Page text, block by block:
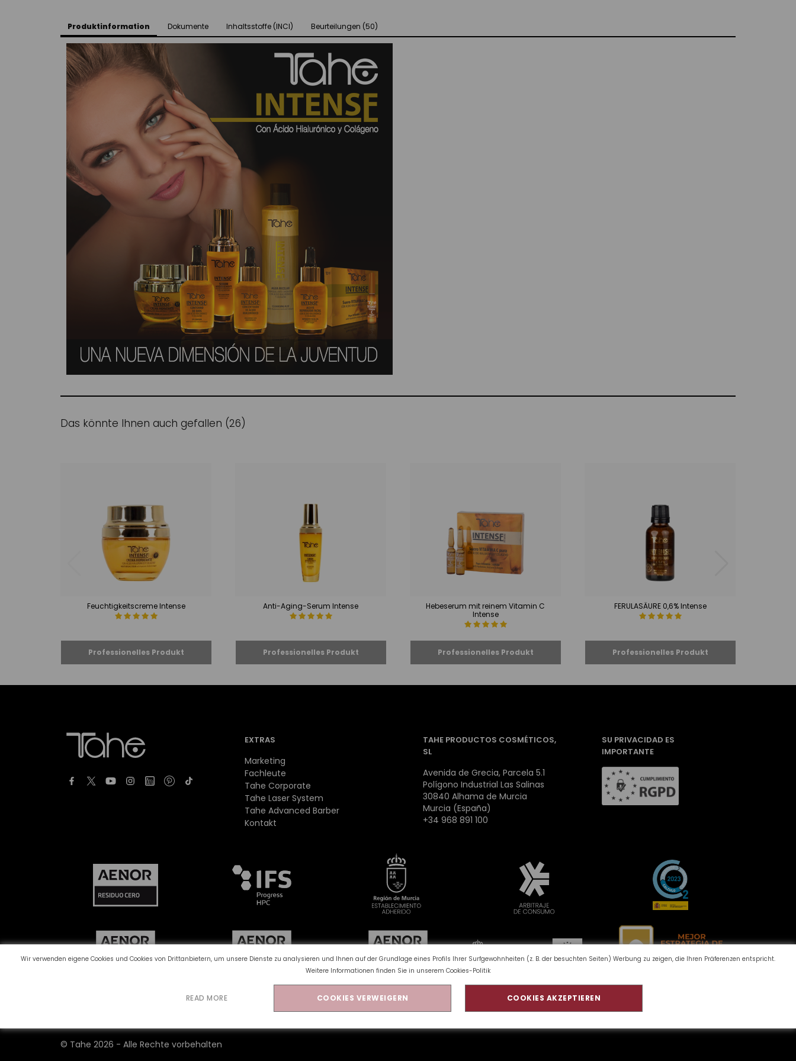
Wir verwenden eigene Cookies und Cookies von Drittanbietern, um unsere Dienste zu analysieren und Ihnen auf der Grundlage eines Profils Ihrer Surfgewohnheiten (z. B. der besuchten Seiten) Werbung zu zeigen, die Ihren Präferenzen entspricht.
Weitere Informationen finden Sie in unserem Cookies-Politik
READ MORE COOKIES VERWEIGERN COOKIES AKZEPTIEREN
Produktinformation Dokumente Inhaltsstoffe (INCI) Beurteilungen (50)
Das könnte Ihnen auch gefallen (26)
Feuchtigkeitscreme Intense Anti-Aging-Serum Intense
Hebeserum mit reinem Vitamin C
Intense
FERULASÄURE 0,6% Intense
EXTRAS
Marketing
Fachleute
Tahe Corporate
Tahe Laser System
Tahe Advanced Barber
Kontakt
TAHE PRODUCTOS COSMÉTICOS,
SL
Avenida de Grecia, Parcela 5.1
Polígono Industrial Las Salinas
30840 Alhama de Murcia
Murcia (España)
+34 968 891 100
SU PRIVACIDAD ES
IMPORTANTE
© Tahe 2026 - Alle Rechte vorbehalten